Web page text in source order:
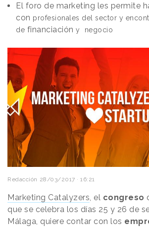
El foro de marketing les permite
con profesionales del sector y
de financiación y negocio
Redacción 28/03/2017 · 16:21
Marketing Catalyzers, el congreso
que se celebra los días 25 y 26 de
Málaga, quiere contar con los